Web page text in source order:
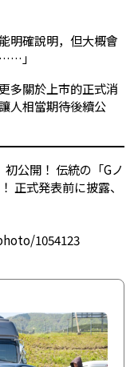
明確說明，但大概會
」
多關於上市的正式消
人相當期待後續公
公開！ 伝統の「Gノ
正式発表前に披露、
1054123